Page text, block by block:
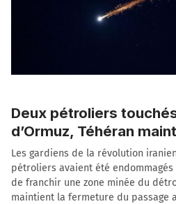
Deux pétroliers
d’Ormuz, Téhéran
Les gardiens de la révolution
pétroliers avaient été
de franchir une zone minée du
maintient la fermeture du passage